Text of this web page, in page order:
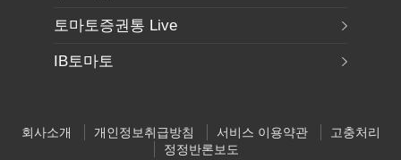
토마토증권통 Live
IB토마토
회사소개 개인정보취급방침 서비스 이용약관
고충처리
정정반론보도